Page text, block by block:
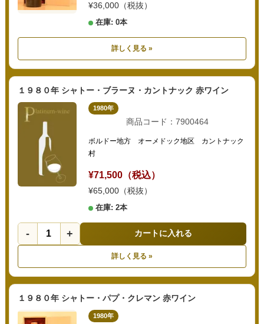
¥36,000（税抜）
在庫: 0本
詳しく見る »
１９８０年 シャトー・ブラーヌ・カントナック 赤ワイン
1980年
商品コード：7900464
ボルドー地方 オーメドック地区 カントナック
村
¥71,500（税込）
¥65,000（税抜）
在庫: 2本
- + カートに入れる
詳しく見る »
１９８０年 シャトー・パプ・クレマン 赤ワイン
1980年